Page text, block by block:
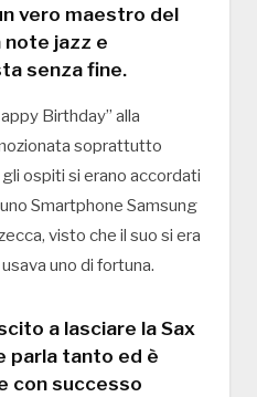
vero maestro del
jazz e
senza fine.
Birthday” alla
soprattutto
ospiti si erano accordati
Smartphone Samsung
visto che il suo si era
uno di fortuna.
a lasciare la Sax
parla tanto ed è
con successo